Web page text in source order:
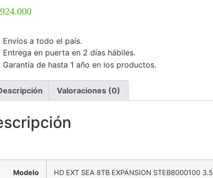
Envíos a todo el país.
Entrega en puerta en 2 días hábiles.
Garantía de hasta 1 año en los productos.
Valoraciones (0)
Modelo
HD EXT SEA 8TB EXPANSION STEB8000100 3.5